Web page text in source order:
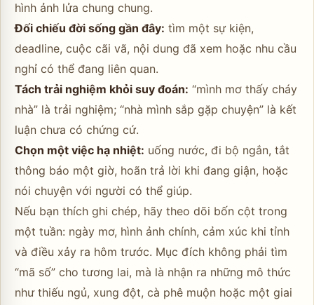
hình ảnh lửa chung chung.
Đối chiếu đời sống gần đây: tìm một sự kiện,
deadline, cuộc cãi vã, nội dung đã xem hoặc nhu cầu
nghỉ có thể đang liên quan.
Tách trải nghiệm khỏi suy đoán: “mình mơ thấy cháy
nhà” là trải nghiệm; “nhà mình sắp gặp chuyện” là kết
luận chưa có chứng cứ.
Chọn một việc hạ nhiệt: uống nước, đi bộ ngắn, tắt
thông báo một giờ, hoãn trả lời khi đang giận, hoặc
nói chuyện với người có thể giúp.
Nếu bạn thích ghi chép, hãy theo dõi bốn cột trong
một tuần: ngày mơ, hình ảnh chính, cảm xúc khi tỉnh
và điều xảy ra hôm trước. Mục đích không phải tìm
“mã số” cho tương lai, mà là nhận ra những mô thức
như thiếu ngủ, xung đột, cà phê muộn hoặc một giai